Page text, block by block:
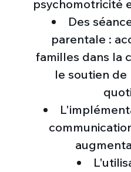
psychomotricité
Des
parentale :
familles dans la
le soutien de